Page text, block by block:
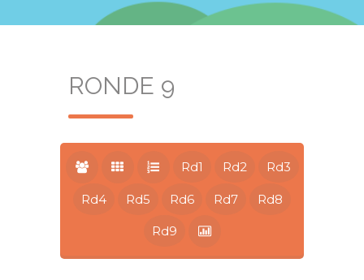
RONDE 9
Rd1 Rd2 Rd3
Rd4 Rd5 Rd6 Rd7 Rd8
Rd9